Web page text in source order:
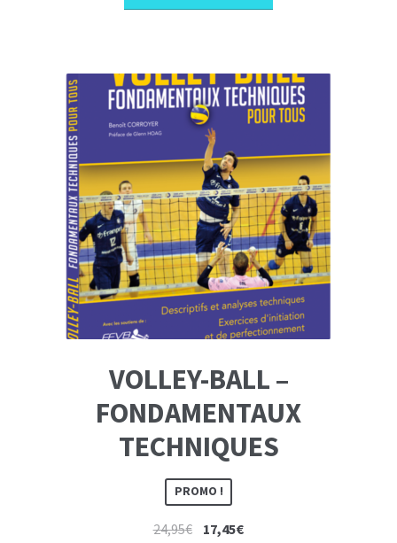
était : est :
VOLLEY-BALL –
FONDAMENTAUX
TECHNIQUES
PROMO !
24,95€ Le17,45€Le